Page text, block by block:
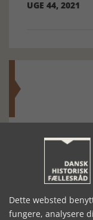
UGE 44, 2021
Silkeborg
Dette websted
fungere, analysere